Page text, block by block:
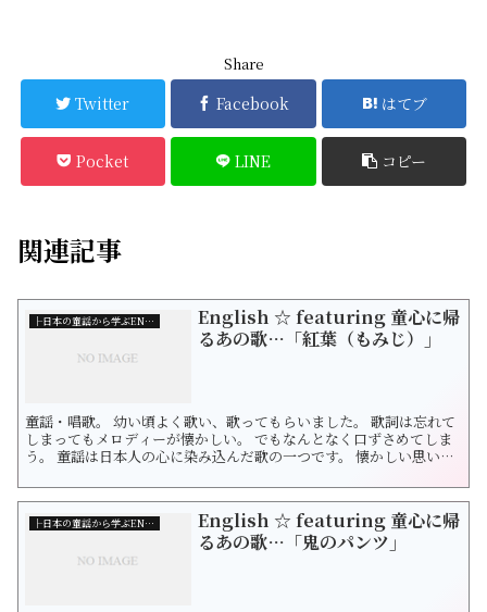
Share
Twitter Facebook はてブ
Pocket LINE コピー
関連記事
├日本の童謡から学ぶENGLISH!
English ☆ featuring 童心に帰
るあの歌…「紅葉（もみじ）」
童謡・唱歌。 幼い頃よく歌い、歌ってもらいました。 歌詞は忘れて
しまってもメロディーが懐かしい。 でもなんとなく口ずさめてしま
う。 童謡は日本人の心に染み込んだ歌の一つです。 懐かしい思いを
ら英語表現を学んでみましょう！ 今日は季節にぴったり「紅葉」で
す。 <1> 秋の夕日に照る山もみじ 濃いも薄いも数ある中...
├日本の童謡から学ぶENGLISH!
English ☆ featuring 童心に帰
るあの歌…「鬼のパンツ」